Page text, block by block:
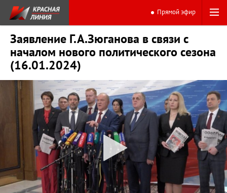
Прямой эфир
Заявление Г.А.Зюганова в связи с
началом нового политического сезона
(16.01.2024)